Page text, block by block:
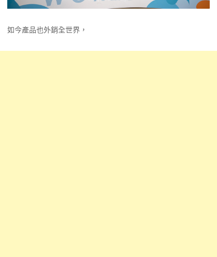
如今產品也外銷全世界，